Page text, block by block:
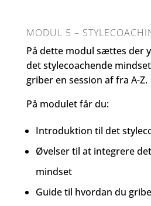
MODUL 5 –
På dette modul sættes der
det stylecoachende
griber en session af fra A-Z.
På modulet får du:
Introduktion til det
Øvelser til at integrere
mindset
Guide til hvordan du